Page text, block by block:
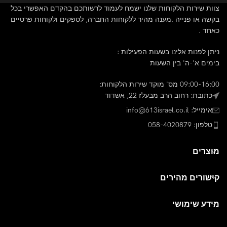
צוות שירות הלקוחות שלנו ישמח לעמוד לרשותכם בהקדם האפשרי בכל
בקשה או פנייה .מענה מהיר ללקוחות החברה, לספקים ולקוחות פרטיים
כאחד .
ניתן לפנות אלינו בשעות הפעילות :
בימים א'-ה' בין השעות
09:00-16:00 מס' מוקד שירות הלקוחות:
כתובת: רחוב הרב מבעלז 22, אשדוד
אימייל: info@613israel.co.il
טלפון: 058-4020879
מוצרים
קישורים מהירים
מידע שימושי